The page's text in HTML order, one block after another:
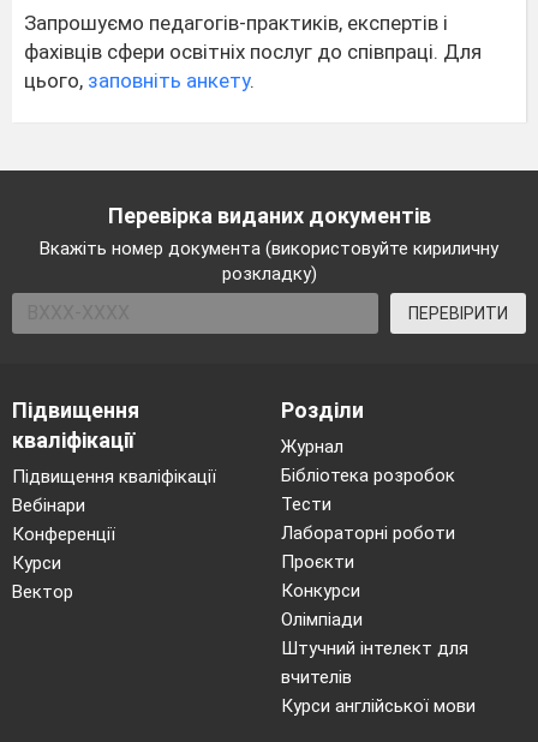
Запрошуємо педагогів-практиків, експертів і
фахівців сфери освітніх послуг до співпраці. Для
цього, заповніть анкету.
Перевірка виданих документів
Вкажіть номер документа (використовуйте кириличну
розкладку)
ПЕРЕВІРИТИ
Підвищення
кваліфікації
Підвищення кваліфікації
Вебінари
Конференції
Курси
Вектор
Розділи
Журнал
Бібліотека розробок
Тести
Лабораторні роботи
Проєкти
Конкурси
Олімпіади
Штучний інтелект для
вчителів
Курси англійської мови